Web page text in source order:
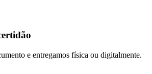
e entregamos física ou digitalmente.